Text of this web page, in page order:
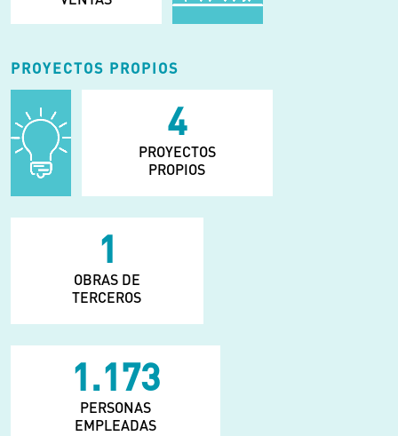
PROYECTOS PROPIOS
6
PROYECTOS
PROPIOS
2
OBRAS DE
TERCEROS
1.700
PERSONAS
EMPLEADAS